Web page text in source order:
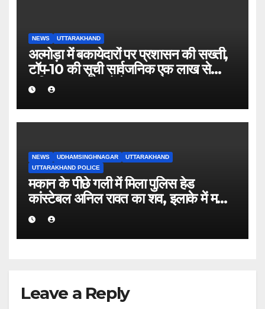
NEWS UTTARAKHAND
अल्मोड़ा में बकायेदारों पर प्रशासन की सख्ती,
टॉप-10 की सूची सार्वजनिक एक लाख से
अधिक बकाया वालों के नाम-पते चस्पा, राजस्व
वसूली अभियान तेज
NEWS UDHAMSINGHNAGAR
UTTARAKHAND
UTTARAKHAND POLICE
मकान के पीछे गली में मिला पुलिस हेड
कांस्टेबल अनिल रावत का शव, इलाके में मचा
हड़कंप।
Leave a Reply